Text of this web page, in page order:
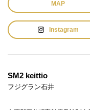
MAP
Instagram
SM2 keittio
フジグラン石井